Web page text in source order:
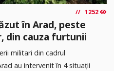
1252
în Arad, peste
din cauza furtunii
militari din cadrul
au intervenit în 4 situații